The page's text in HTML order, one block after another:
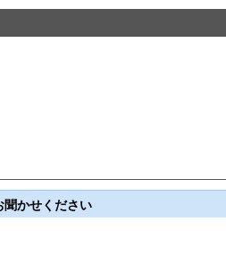
聞かせください